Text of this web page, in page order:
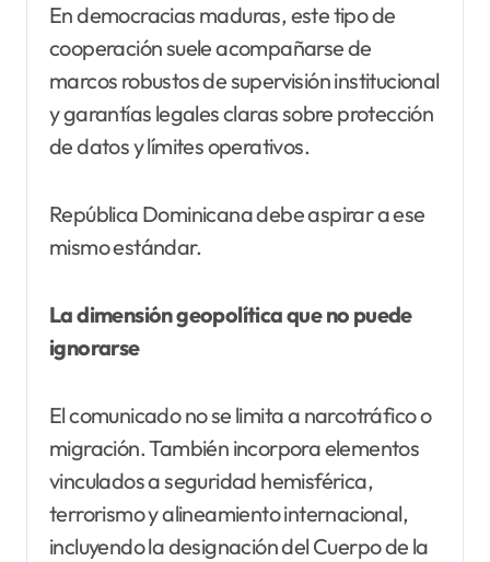
En democracias maduras, este tipo de
cooperación suele acompañarse de
marcos robustos de supervisión institucional
y garantías legales claras sobre protección
de datos y límites operativos.
República Dominicana debe aspirar a ese
mismo estándar.
La dimensión geopolítica que no puede
ignorarse
El comunicado no se limita a narcotráfico o
migración. También incorpora elementos
vinculados a seguridad hemisférica,
terrorismo y alineamiento internacional,
incluyendo la designación del Cuerpo de la